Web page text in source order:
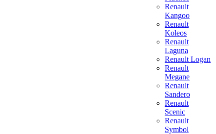
Renault
Kangoo
Renault
Koleos
Renault
Laguna
Renault Logan
Renault
Megane
Renault
Sandero
Renault
Scenic
Renault
Symbol